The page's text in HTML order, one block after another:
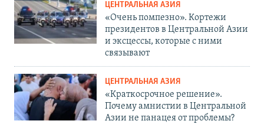
ЦЕНТРАЛЬНАЯ АЗИЯ
«Очень помпезно». Кортежи
президентов в Центральной Азии
и эксцессы, которые с ними
связывают
ЦЕНТРАЛЬНАЯ АЗИЯ
«Краткосрочное решение».
Почему амнистии в Центральной
Азии не панацея от проблемы?